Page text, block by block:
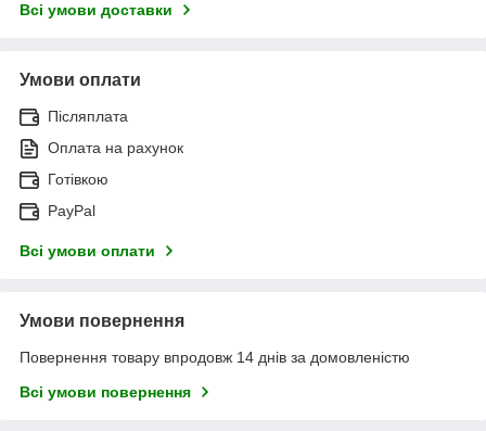
Всі умови доставки
Умови оплати
Післяплата
Оплата на рахунок
Готівкою
PayPal
Всі умови оплати
Умови повернення
Повернення товару впродовж 14 днів за домовленістю
Всі умови повернення